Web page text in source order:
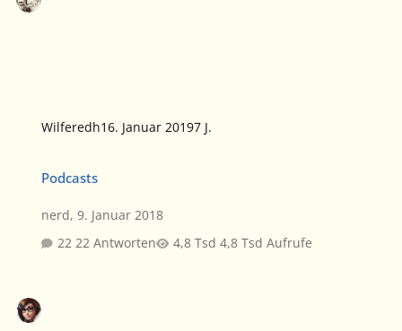
Wilferedh16. Januar 20197 J.
Podcasts
nerd,9. Januar 2018
22 Antworten
4,8 Tsd Aufrufe